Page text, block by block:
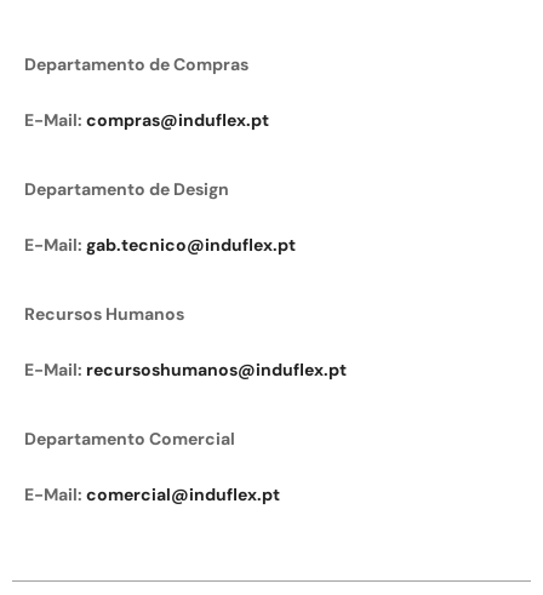
Departamento de Compras
E-Mail: compras@induflex.pt
Departamento de Design
E-Mail: gab.tecnico@induflex.pt
Recursos Humanos
E-Mail: recursoshumanos@induflex.pt
Departamento Comercial
E-Mail: comercial@induflex.pt